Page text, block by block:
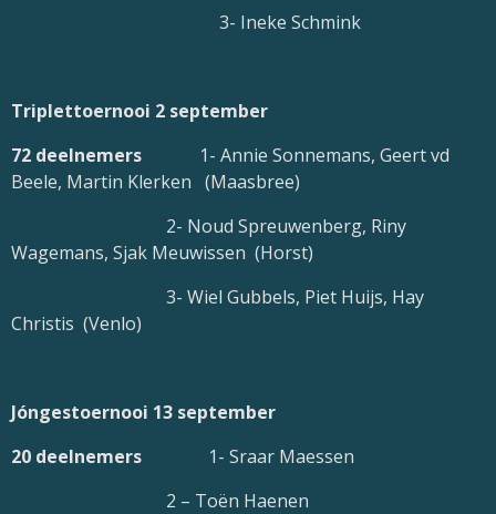
3- Ineke Schmink
Triplettoernooi 2 september
72 deelnemers 1- Annie Sonnemans, Geert vd
Beele, Martin Klerken (Maasbree)
2- Noud Spreuwenberg, Riny
Wagemans, Sjak Meuwissen (Horst)
3- Wiel Gubbels, Piet Huijs, Hay
Christis (Venlo)
Jóngestoernooi 13 september
20 deelnemers 1- Sraar Maessen
2 – Toën Haenen